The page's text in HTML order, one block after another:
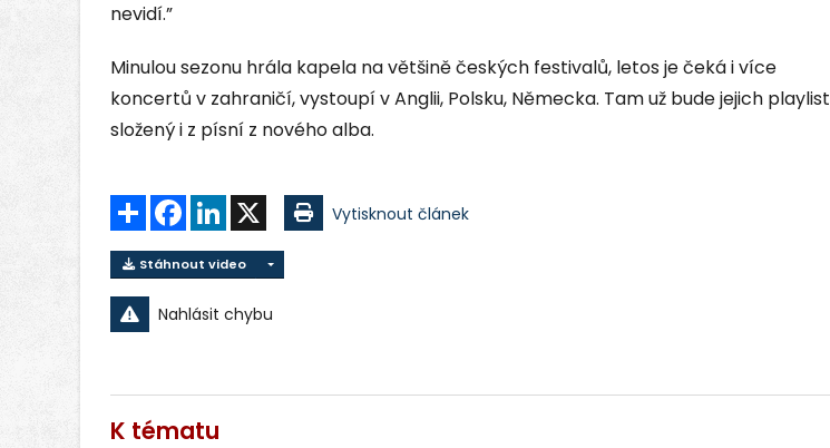
nevidí.”
Minulou sezonu hrála kapela na většině českých festivalů, letos je čeká i více
koncertů v zahraničí, vystoupí v Anglii, Polsku, Německa. Tam už bude jejich playlist
složený i z písní z nového alba.
Sdílet FacebookLinkedIn Vytisknout článek
Stáhnout video
Nahlásit chybu
K tématu